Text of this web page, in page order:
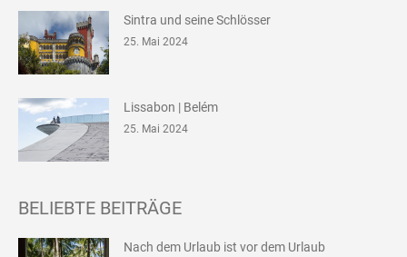
Sintra und seine Schlösser
25. Mai 2024
Lissabon | Belém
25. Mai 2024
BELIEBTE BEITRÄGE
Nach dem Urlaub ist vor dem Urlaub